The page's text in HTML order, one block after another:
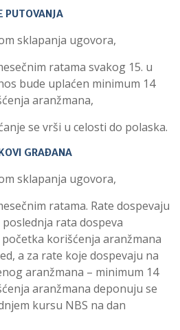
PUTOVANJA
sklapanja ugovora,
ratama svakog 15. u
bude uplaćen minimum 14
aranžmana,
se vrši u celosti do polaska.
GRAĐANA
sklapanja ugovora,
ratama. Rate dospevaju
rata dospeva
početka korišćenja aranžmana
a za rate koje dospevaju na
aranžmana – minimum 14
aranžmana deponuju se
kursu NBS na dan